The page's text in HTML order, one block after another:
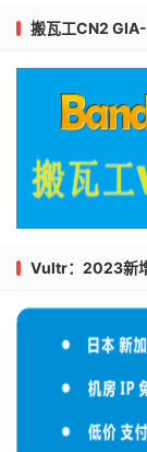
搬瓦工CN2
Vultr：2023新